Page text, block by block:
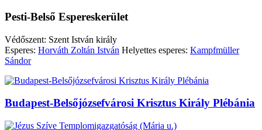
Pesti-Belső Espereskerület
Védőszent: Szent István király
Esperes: Horváth Zoltán István Helyettes esperes: Kampfmüller
Sándor
Budapest-Belsőjózsefvárosi Krisztus Király Plébánia